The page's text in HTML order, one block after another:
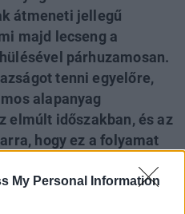
My Personal Information
átmeneti jellegű
majd lecseng a
párhuzamosan.
tenni egyelőre,
alapanyag
elmúlt időszakban, és az
hogy ez a folyamat
mint tíz éve elért